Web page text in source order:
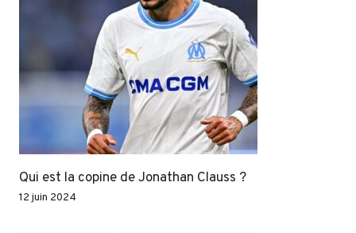
Qui est la copine de Jonathan Clauss ?
12 juin 2024